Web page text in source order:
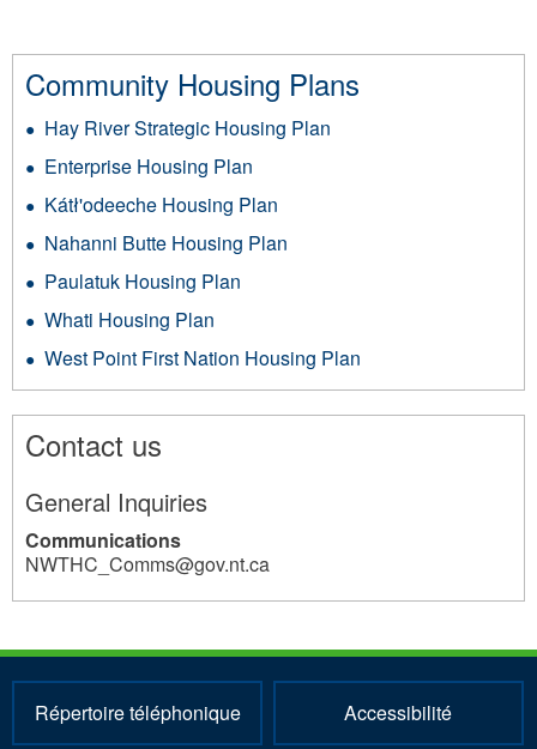
Community Housing Plans
Hay River Strategic Housing Plan
Enterprise Housing Plan
Kátł'odeeche Housing Plan
Nahanni Butte Housing Plan
Paulatuk Housing Plan
Whati Housing Plan
West Point First Nation Housing Plan
Contact us
General Inquiries
Communications
NWTHC_Comms@gov.nt.ca
13
Répertoire téléphonique Accessibilité